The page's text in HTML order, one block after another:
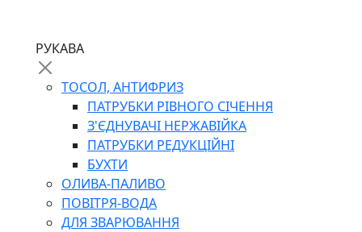
РУКАВА
ТОСОЛ, АНТИФРИЗ
ПАТРУБКИ РІВНОГО СІЧЕННЯ
З'ЄДНУВАЧІ НЕРЖАВІЙКА
ПАТРУБКИ РЕДУКЦІЙНІ
БУХТИ
ОЛИВА-ПАЛИВО
ПОВІТРЯ-ВОДА
ДЛЯ ЗВАРЮВАННЯ